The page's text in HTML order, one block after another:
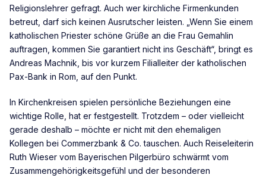
Religionslehrer gefragt. Auch wer kirchliche Firmenkunden
betreut, darf sich keinen Ausrutscher leisten. „Wenn Sie einem
katholischen Priester schöne Grüße an die Frau Gemahlin
auftragen, kommen Sie garantiert nicht ins Geschäft“, bringt es
Andreas Machnik, bis vor kurzem Filialleiter der katholischen
Pax-Bank in Rom, auf den Punkt.
In Kirchenkreisen spielen persönliche Beziehungen eine
wichtige Rolle, hat er festgestellt. Trotzdem – oder vielleicht
gerade deshalb – möchte er nicht mit den ehemaligen
Kollegen bei Commerzbank & Co. tauschen. Auch Reiseleiterin
Ruth Wieser vom Bayerischen Pilgerbüro schwärmt vom
Zusammengehörigkeitsgefühl und der besonderen